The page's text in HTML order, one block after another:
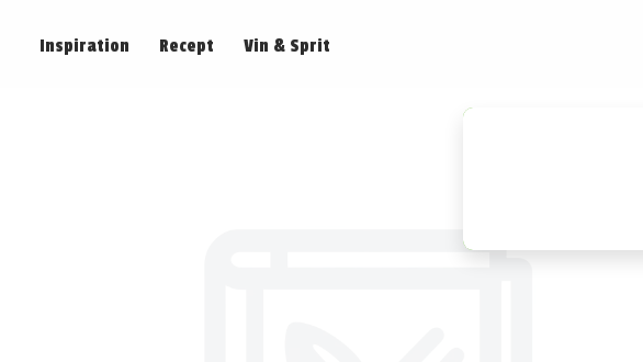
Inspiration Recept Vin & Sprit